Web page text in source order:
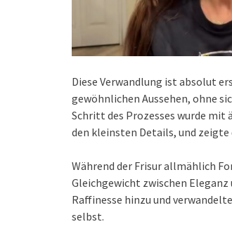
Diese Verwandlung ist absolut
gewöhnlichen Aussehen, ohne
Schritt des Prozesses wurde
den kleinsten Details, und
Während der Frisur allmählich
Gleichgewicht zwischen
Raffinesse hinzu und
selbst.